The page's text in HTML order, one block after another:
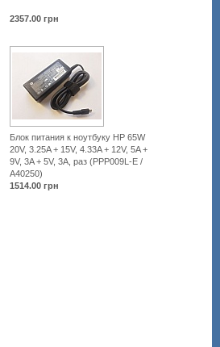
2357.00 грн
Блок питания к ноутбуку HP 65W
20V, 3.25A + 15V, 4.33A + 12V, 5A +
9V, 3A + 5V, 3A, раз (PPP009L-E /
A40250)
1514.00 грн